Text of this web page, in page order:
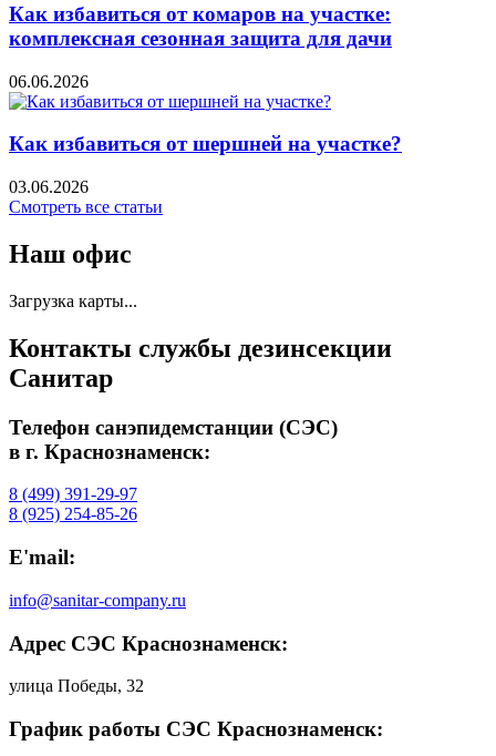
Как избавиться от комаров на участке:
комплексная сезонная защита для дачи
06.06.2026
Как избавиться от шершней на участке?
03.06.2026
Cмотреть все статьи
Наш офис
Загрузка карты...
Контакты службы дезинсекции
Санитар
Телефон санэпидемстанции (СЭС)
в г. Краснознаменск:
8 (499) 391-29-97
8 (925) 254-85-26
E'mail:
info@sanitar-company.ru
Адрес СЭС Краснознаменск:
улица Победы, 32
График работы СЭС Краснознаменск: